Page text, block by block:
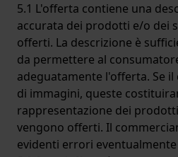
5.1 L'offerta contiene una
accurata dei prodotti e/o dei
offerti. La descrizione è
da permettere al
adeguatamente l'offerta. Se
di immagini, queste
rappresentazione dei
vengono offerti. Il
evidenti errori